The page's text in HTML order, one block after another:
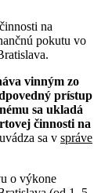
na
pokutu vo
vinným zo
prístup
sa ukladá
činnosti na
uvádza sa v správe
o výkone